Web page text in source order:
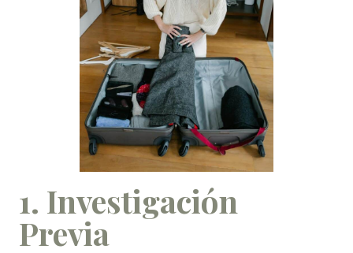
1. Investigación
Previa